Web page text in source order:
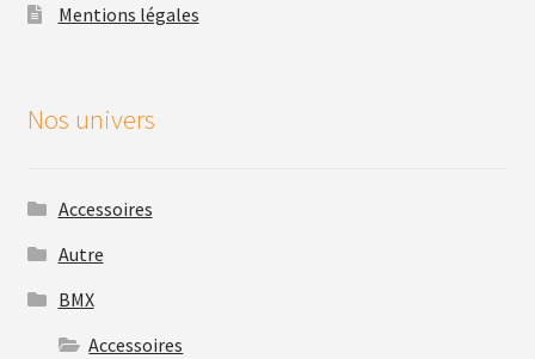
Mentions légales
Nos univers
Accessoires
Autre
BMX
Accessoires